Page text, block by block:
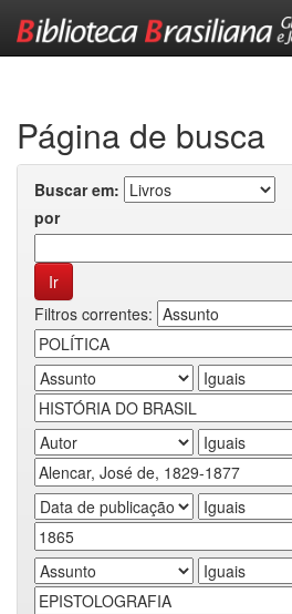
Página de busca
Buscar em:
por
Filtros correntes: